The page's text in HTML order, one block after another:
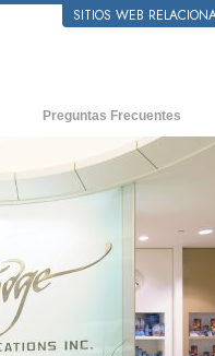
SITIOS WEB
Preguntas Frecuentes
Antecedentes y principios
Dentro de una Iglesia
La Organización de
Cómo
Las
Los
Ayudas